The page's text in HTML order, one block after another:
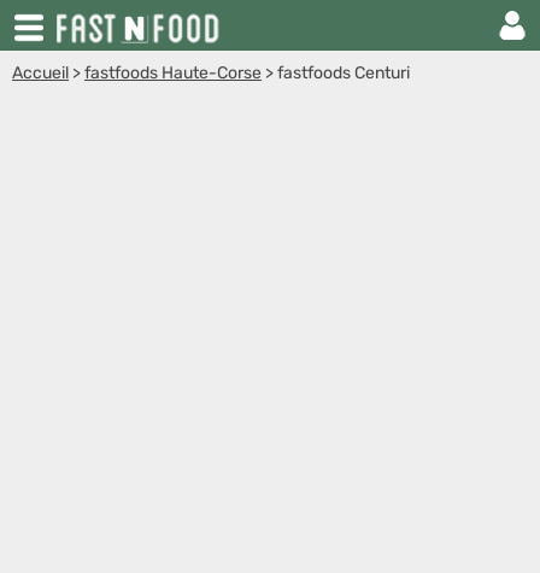
Accueil >fastfoods Haute-Corse >fastfoods Centuri